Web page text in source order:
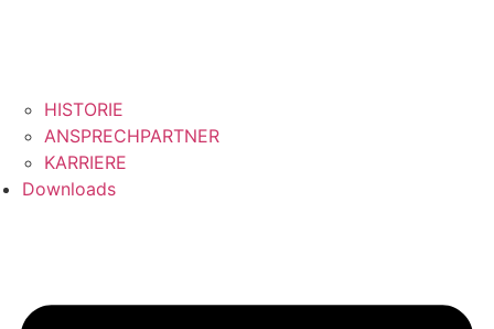
HISTORIE
ANSPRECHPARTNER
KARRIERE
Downloads